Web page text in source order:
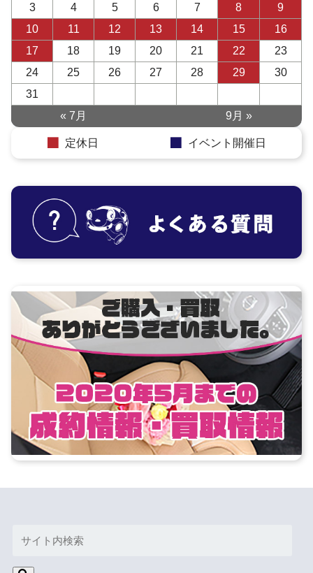
3
4 5 6 7 8
9
10
11 12 13 14 15
16
17
18 19 20 21 22
23
24
25 26 27 28 29
30
31
« 7月
9月 »
定休日 イベント開催日